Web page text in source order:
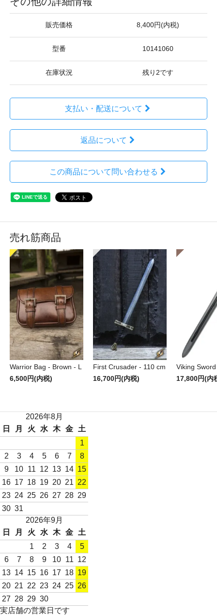
販売価格 8,400円(内税)
型番 10141060
在庫状況 残り2です
支払い・配送について
返品について
この商品について問い合わせる
売れ筋商品
Warrior Bag - Brown - L
6,500円(内税)
First Crusader - 110 cm
16,700円(内税)
Viking Sword
17,800円(内
2026年8月
日
月 火 水 木 金
土
1
2
3 4 5 6 7
8
9
10 11 12 13 14 15
16 17 18 19 20 21 22
23 24 25 26 27 28 29
30 31
2026年9月
日
月 火 水 木 金
土
1
2 3 4
5
6
7 8 9 10 11 12
13 14 15 16 17 18 19
20 21 22 23 24 25 26
27 28 29 30
実店舗の営業日です